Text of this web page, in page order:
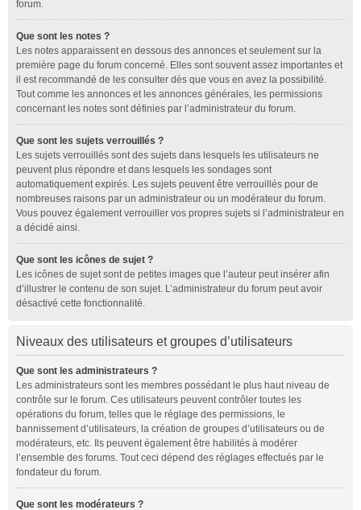
forum.
Que sont les notes ?
Les notes apparaissent en dessous des annonces et seulement sur la
première page du forum concerné. Elles sont souvent assez importantes et
il est recommandé de les consulter dès que vous en avez la possibilité.
Tout comme les annonces et les annonces générales, les permissions
concernant les notes sont définies par l’administrateur du forum.
Que sont les sujets verrouillés ?
Les sujets verrouillés sont des sujets dans lesquels les utilisateurs ne
peuvent plus répondre et dans lesquels les sondages sont
automatiquement expirés. Les sujets peuvent être verrouillés pour de
nombreuses raisons par un administrateur ou un modérateur du forum.
Vous pouvez également verrouiller vos propres sujets si l’administrateur en
a décidé ainsi.
Que sont les icônes de sujet ?
Les icônes de sujet sont de petites images que l’auteur peut insérer afin
d’illustrer le contenu de son sujet. L’administrateur du forum peut avoir
désactivé cette fonctionnalité.
Niveaux des utilisateurs et groupes d’utilisateurs
Que sont les administrateurs ?
Les administrateurs sont les membres possédant le plus haut niveau de
contrôle sur le forum. Ces utilisateurs peuvent contrôler toutes les
opérations du forum, telles que le réglage des permissions, le
bannissement d’utilisateurs, la création de groupes d’utilisateurs ou de
modérateurs, etc. Ils peuvent également être habilités à modérer
l’ensemble des forums. Tout ceci dépend des réglages effectués par le
fondateur du forum.
Que sont les modérateurs ?